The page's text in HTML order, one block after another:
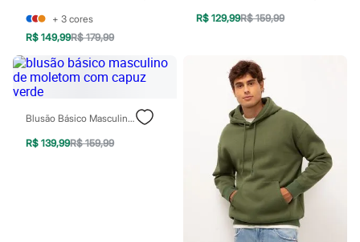
Cintos
Óculos
Relógios
Calçados
Botas
Chinelos
Sandálias
Sapatilhas
Tênis
+ 3 cores
R$ 149,99R$ 179,99
R$ 129,99R$ 159,99
Blusão Básico Masculino De Moletom Com Capuz Verde
R$ 139,99R$ 159,99